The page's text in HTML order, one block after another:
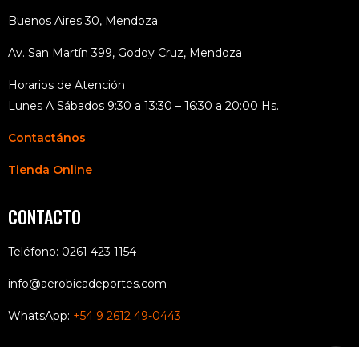
Buenos Aires 30, Mendoza
Av. San Martín 399, Godoy Cruz, Mendoza
Horarios de Atención
Lunes A Sábados 9:30 a 13:30 – 16:30 a 20:00 Hs.
Contactános
Tienda Online
CONTACTO
Teléfono: 0261 423 1154
info@aerobicadeportes.com
WhatsApp: +54 9 2612 49-0443